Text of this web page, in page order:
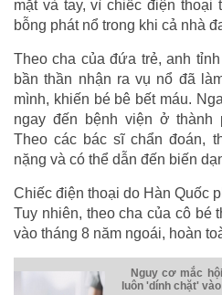
mặt và tay, vì chiếc điện thoại
bỗng phát nổ trong khi cả nhà
Theo cha của đứa trẻ, anh
bần thần nhận ra vụ nổ đã
mình, khiến bé bê bết máu.
ngay đến bệnh viện ở thành
Theo các bác sĩ chẩn đoán,
nặng và có thể dẫn đến biến
Chiếc điện thoại do Hàn Quốc
Tuy nhiên, theo cha của cô bé
vào tháng 8 năm ngoái, hoàn
Nguy cơ mắc
luôn 'dính chặt'